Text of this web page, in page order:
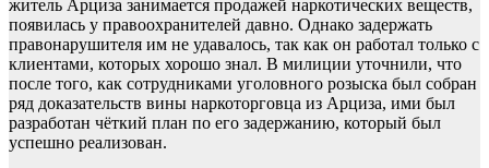
житель Арциза занимается продажей наркотических веществ,
появилась у правоохранителей давно. Однако задержать
правонарушителя им не удавалось, так как он работал только с
клиентами, которых хорошо знал. В милиции уточнили, что
после того, как сотрудниками уголовного розыска был собран
ряд доказательств вины наркоторговца из Арциза, ими был
разработан чёткий план по его задержанию, который был
успешно реализован.